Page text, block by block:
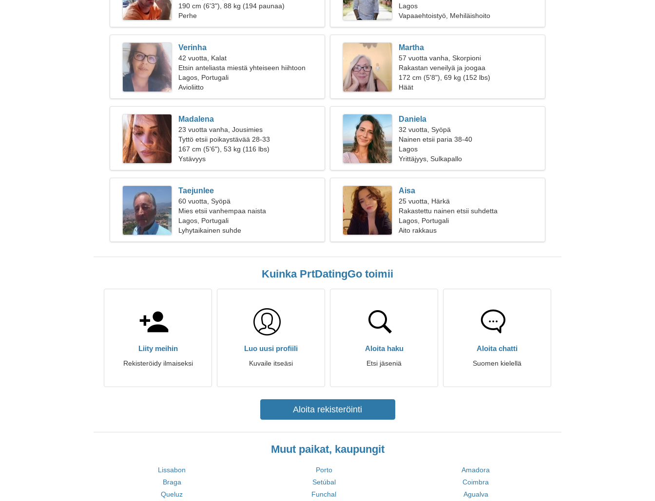
190 cm (6'3"), 88 kg (194 paunaa)
Perhe
Lagos
Vapaaehtoistyö, Mehiläishoito
Verinha
42 vuotta, Kalat
Etsin anteliasta miestä yhteiseen hiihtoon
Lagos, Portugali
Avioliitto
Martha
57 vuotta vanha, Skorpioni
Rakastan veneilyä ja joogaa
172 cm (5'8"), 69 kg (152 lbs)
Häät
Madalena
23 vuotta vanha, Jousimies
Tyttö etsii poikaystävää 28-33
167 cm (5'6"), 53 kg (116 lbs)
Ystävyys
Daniela
32 vuotta, Syöpä
Nainen etsii paria 38-40
Lagos
Yrittäjyys, Sulkapallo
Taejunlee
60 vuotta, Syöpä
Mies etsii vanhempaa naista
Lagos, Portugali
Lyhytaikainen suhde
Aisa
25 vuotta, Härkä
Rakastettu nainen etsii suhdetta
Lagos, Portugali
Aito rakkaus
Kuinka PrtDatingGo toimii
Liity meihin
Rekisteröidy ilmaiseksi
Luo uusi profiili
Kuvaile itseäsi
Aloita haku
Etsi jäseniä
Aloita chatti
Suomen kielellä
Aloita rekisteröinti
Muut paikat, kaupungit
Lissabon Porto
Amadora
Braga
Setúbal
Coimbra
Queluz
Funchal Agualva